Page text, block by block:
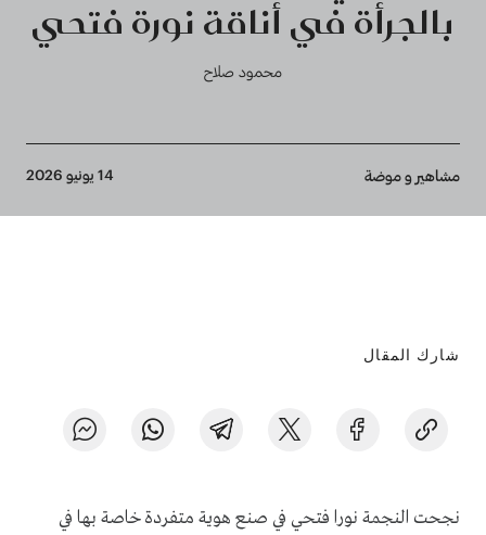
بالجرأة في أناقة نورة فتحي
محمود صلاح
Breadcrumb
مشاهير و موضة 14 يونيو 2026
شارك المقال
نجحت النجمة نورا فتحي في صنع هوية متفردة خاصة بها في